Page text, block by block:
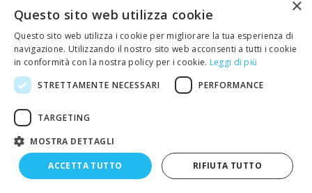
Morsettiere doppia fila passo 6,35mm
Morsettiere doppia fila passo 9,52mm
Morsettiere doppia fila SHIMOCO FR330
serie S500
Piastrine numerate per morsettiere doppia
fila
Morsettiere singola fila passo 9,52mm
Morsettiera singola fila in bakelite per circ.
circuito stampato S200
Morsettiere varie
Accessori per morsettiere
×
Questo sito web utilizza cookie
Questo sito web utilizza i cookie per migliorare la tua esperienza di
navigazione. Utilizzando il nostro sito web acconsenti a tutti i cookie
in conformità con la nostra policy per i cookie. Leggi di più
STRETTAMENTE NECESSARI
PERFORMANCE
TARGETING
MOSTRA DETTAGLI
ACCETTA TUTTO RIFIUTA TUTTO